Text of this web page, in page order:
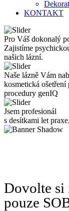
KONTAKT
Pro Váš dokonalý
Zajistíme
našich lázní.
Naše lázně Vám
kosmetická
procedury genIQ
Jsem profesionál
s desítkami let
Dovolte si
pouze